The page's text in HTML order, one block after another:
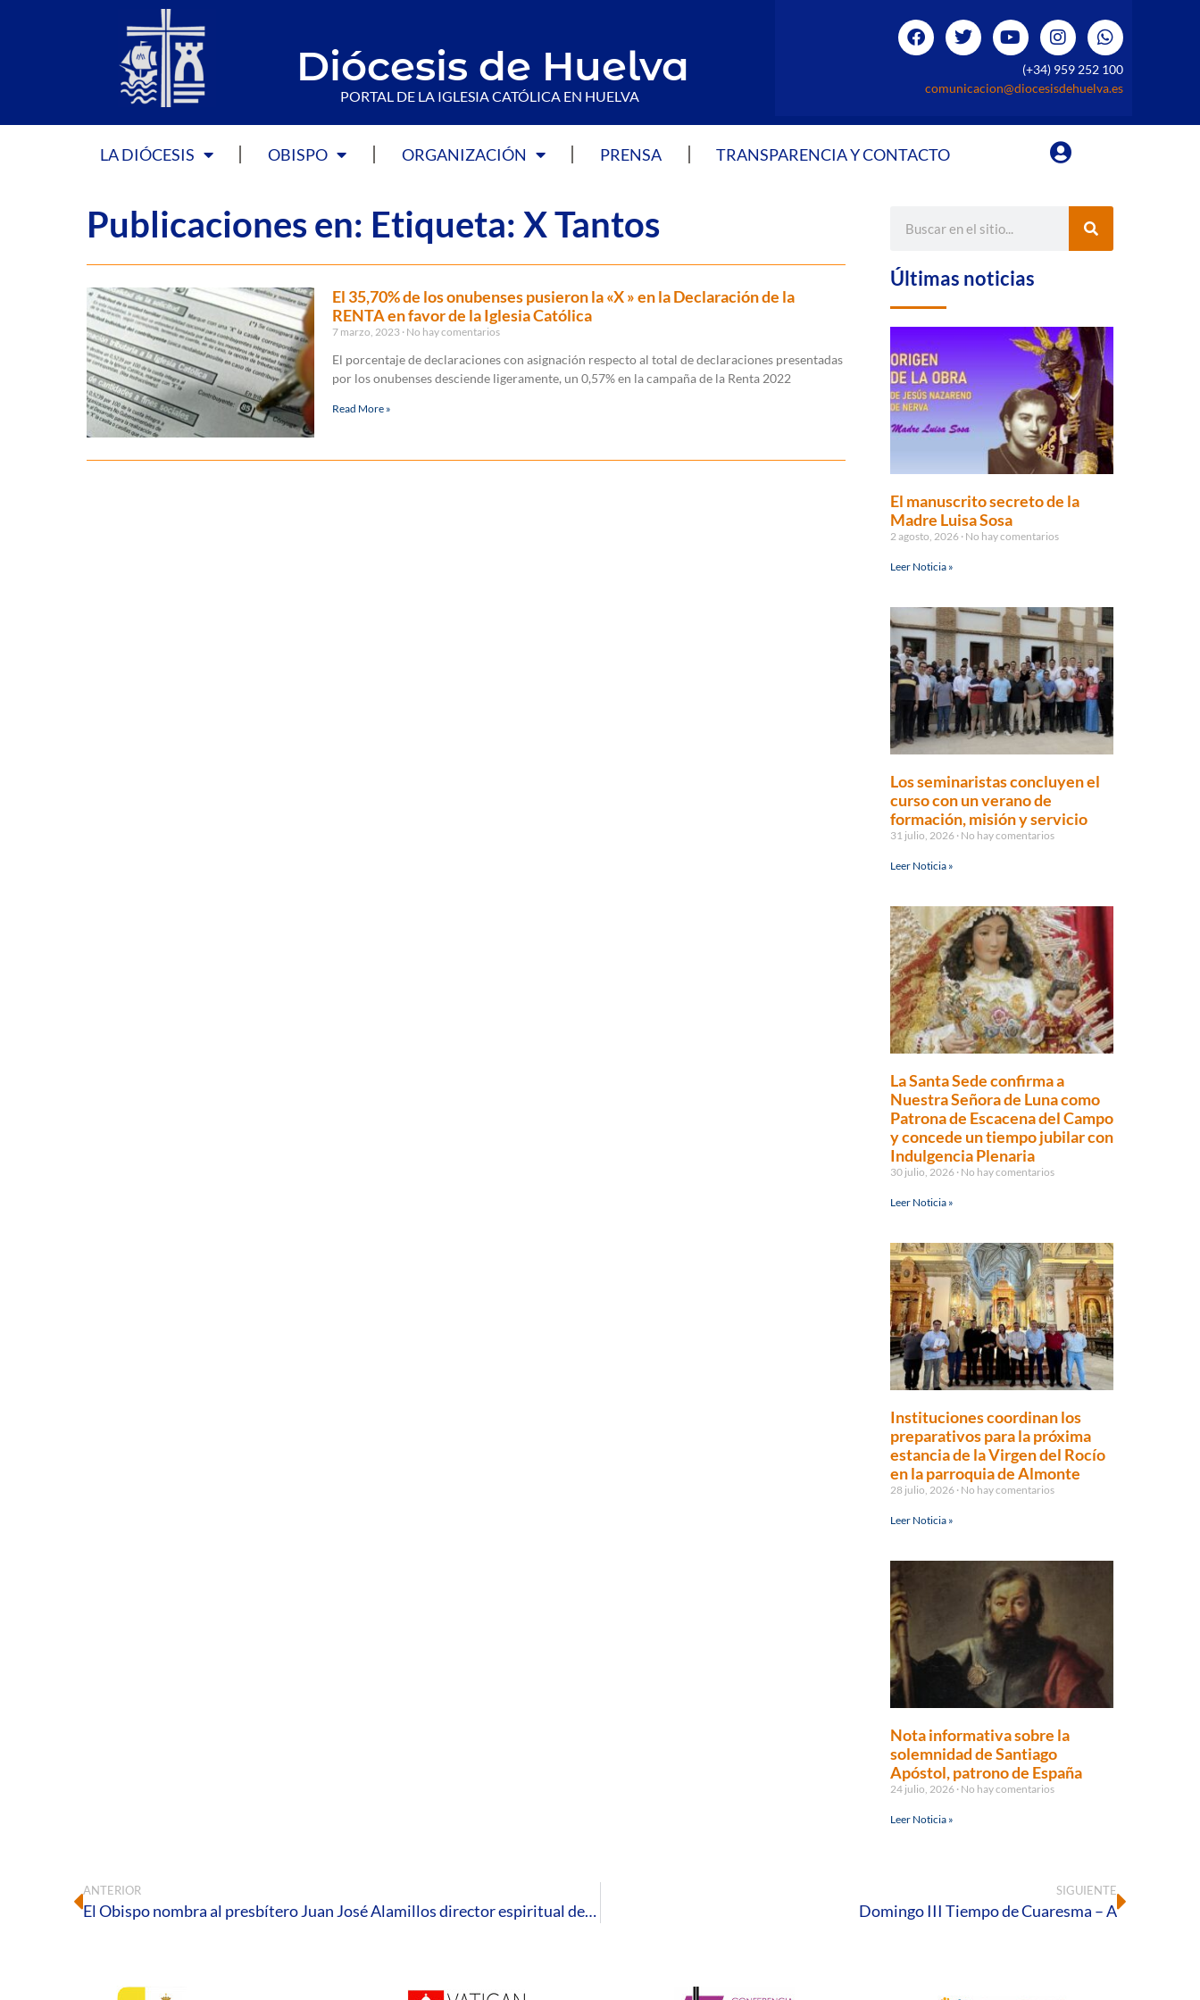
Diócesis de Huelva
PORTAL DE LA IGLESIA CATÓLICA EN HUELVA
(+34) 959 252 100
comunicacion@diocesisdehuelva.es
LA DIÓCESIS OBISPO ORGANIZACIÓN PRENSA TRANSPARENCIA Y CONTACTO
Publicaciones en: Etiqueta: X Tantos
El 35,70% de los onubenses pusieron la «X » en la Declaración de la
RENTA en favor de la Iglesia Católica
7 marzo, 2023 No hay comentarios
El porcentaje de declaraciones con asignación respecto al total de declaraciones presentadas
por los onubenses desciende ligeramente, un 0,57% en la campaña de la Renta 2022
Read More »
Últimas noticias
El manuscrito secreto de la
Madre Luisa Sosa
2 agosto, 2026 No hay comentarios
Leer Noticia »
Los seminaristas concluyen el
curso con un verano de
formación, misión y servicio
31 julio, 2026 No hay comentarios
Leer Noticia »
La Santa Sede confirma a
Nuestra Señora de Luna como
Patrona de Escacena del Campo
y concede un tiempo jubilar con
Indulgencia Plenaria
30 julio, 2026 No hay comentarios
Leer Noticia »
Instituciones coordinan los
preparativos para la próxima
estancia de la Virgen del Rocío
en la parroquia de Almonte
28 julio, 2026 No hay comentarios
Leer Noticia »
Nota informativa sobre la
solemnidad de Santiago
Apóstol, patrono de España
24 julio, 2026 No hay comentarios
Leer Noticia »
ANTERIOR
El Obispo nombra al presbítero Juan José Alamillos director espiritual del Seminario Diocesano
SIGUIENTE
Domingo III Tiempo de Cuaresma – A